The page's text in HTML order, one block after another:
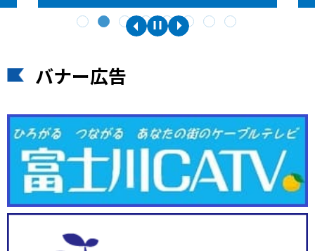
バナー広告